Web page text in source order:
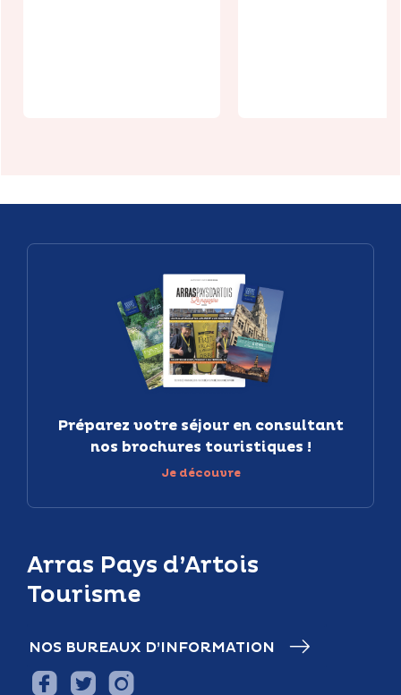
Arras Pays d’Artois
Tourisme
NOS BUREAUX D’INFORMATION
Préparez votre séjour en consultant
nos brochures touristiques !
Je découvre